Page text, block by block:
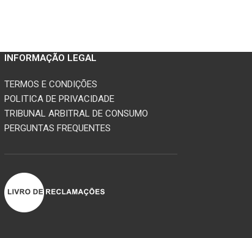
INFORMAÇÃO LEGAL
TERMOS E CONDIÇÕES
POLITICA DE PRIVACIDADE
TRIBUNAL ARBITRAL DE CONSUMO
PERGUNTAS FREQUENTES